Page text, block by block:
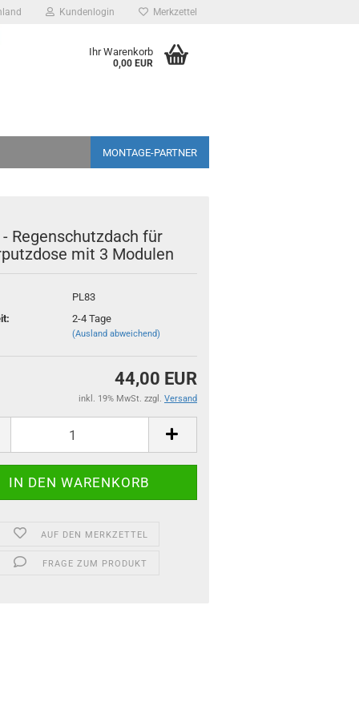
Kundenlogin Merkzettel
Ihr Warenkorb
0,00 EUR
MONTAGE-PARTNER
Regenschutzdach für
mit 3 Modulen
PL83
2-4 Tage
(Ausland abweichend)
44,00 EUR
inkl. 19% MwSt. zzgl. Versand
AUF DEN MERKZETTEL
FRAGE ZUM PRODUKT